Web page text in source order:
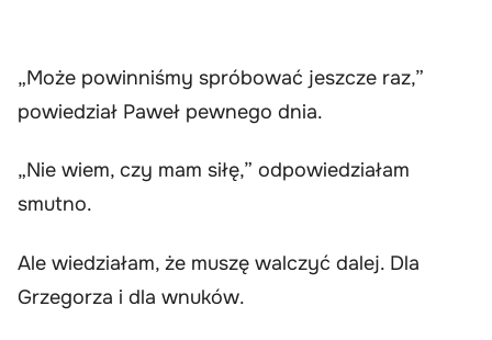
„Może powinniśmy spróbować jeszcze raz,”
powiedział Paweł pewnego dnia.
„Nie wiem, czy mam siłę,” odpowiedziałam
smutno.
Ale wiedziałam, że muszę walczyć dalej. Dla
Grzegorza i dla wnuków.